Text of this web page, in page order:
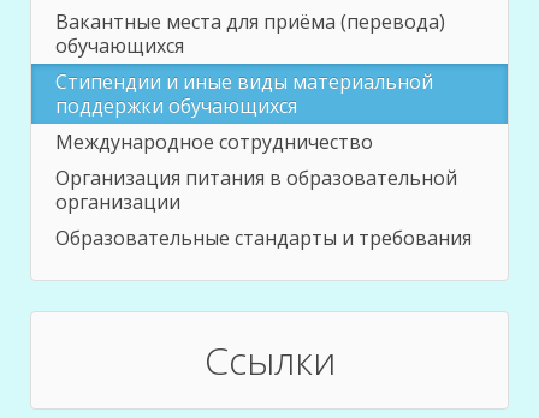
Вакантные места для приёма (перевода)
обучающихся
Стипендии и иные виды материальной
поддержки обучающихся
Международное сотрудничество
Организация питания в образовательной
организации
Образовательные стандарты и требования
Ссылки